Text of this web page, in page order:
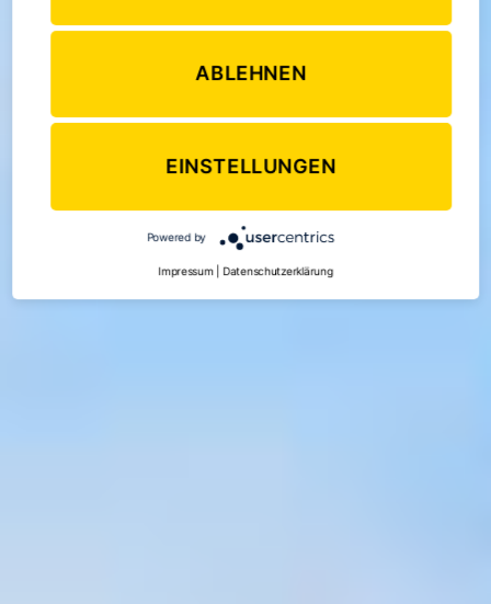
Nach
scrollen
ABLEHNEN
EINSTELLUNGEN
Powered by
Impressum Datenschutzerklärung